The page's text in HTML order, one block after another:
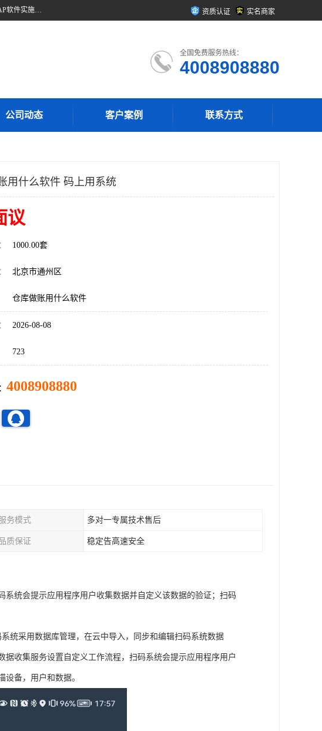
北京奥维奥，是全球企业管理解决方案的提供商SAP(思爱普)亚太区授权服务商领军者，SAP金牌服务商和代理商。企业ERP系统软件，SAP软件实施，17年来服务客户1500多家。提供SAP Business One，SAP Business ByDesign，SAP S/4HANA Cloud，SAP Analytics Cloud （分析云）等产品与解决方案。咨询专线：400-890-8880 资质认证 实名商家
全国免费服务热线：
4008908880
公司动态 客户案例 联系方式
用什么软件 码上用系统
议
1000.00套
北京市通州区
仓库做账用什么软件
2026-08-08
723
4008908880
务模式 多对一专属技术售后
质保证 稳定告高速安全
统会提示应用程序用户收集数据并自定义该数据的验证；扫码
统采用数据库管理，在云中导入，同步和编辑扫码系统数据
收集服务设置自定义工作流程，扫码系统会提示应用程序用户
备，用户和数据。